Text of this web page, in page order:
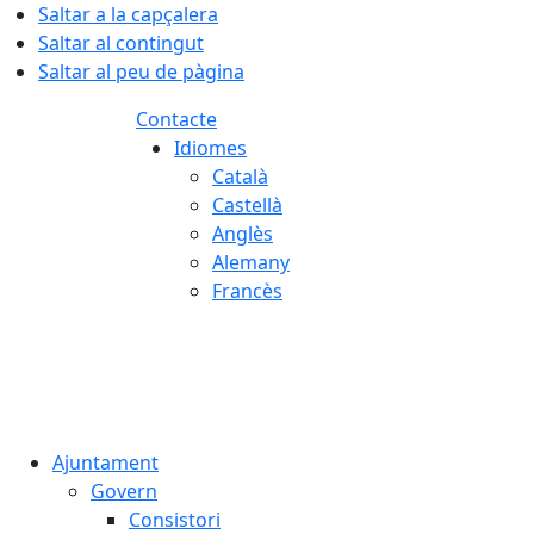
Saltar a la capçalera
Saltar al contingut
Saltar al peu de pàgina
Contacte
Idiomes
Català
Castellà
Anglès
Alemany
Francès
Ajuntament
Govern
Consistori